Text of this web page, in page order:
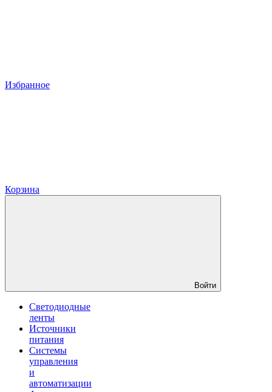
Избранное
Корзина
Войти
Светодиодные
ленты
Источники
питания
Системы
управления
и
автоматизации